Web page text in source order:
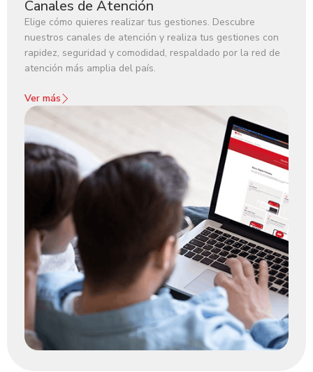
Canales de Atención
Elige cómo quieres realizar tus gestiones. Descubre
nuestros canales de atención y realiza tus gestiones con
rapidez, seguridad y comodidad, respaldado por la red de
atención más amplia del país.‍
Ver más